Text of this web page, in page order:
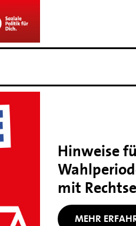
Hinweise
mit
MEHR